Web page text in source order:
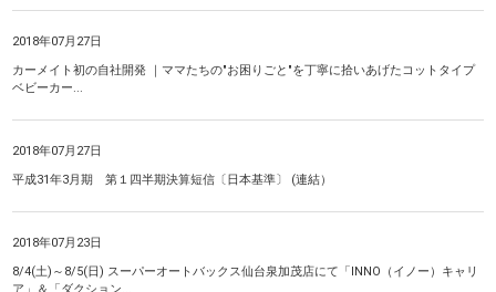
2018年07月27日
カーメイト初の自社開発 ｜ママたちの"お困りごと"を丁寧に拾いあげたコットタイプ
ベビーカー...
2018年07月27日
平成31年3月期 第１四半期決算短信〔日本基準〕 (連結）
2018年07月23日
8/4(土)～8/5(日) スーパーオートバックス仙台泉加茂店にて「INNO（イノー）キャリ
ア」＆「ダクション...